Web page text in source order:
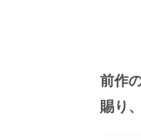
前作
賜り